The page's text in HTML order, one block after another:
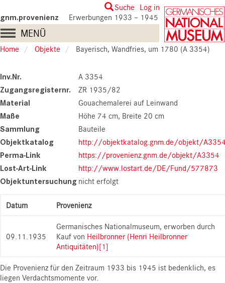
to
main
content
User
account
menu
Suche Log in
gnm.provenienz Erwerbungen 1933 – 1945
Main
navigation
MENÜ
Home Objekte Bayerisch, Wandfries, um 1780 (A 3354)
Inv.Nr. A 3354
Zugangsregisternr. ZR 1935/82
Material Gouachemalerei auf Leinwand
Maße Höhe 74 cm Breite 20 cm
Sammlung Bauteile
Objektkatalog http://objektkatalog.gnm.de/objekt/
Perma-Link https://provenienz.gnm.de/objekt/A3354
Lost-Art-Link http://www.lostart.de/DE/Fund/577873
Objektuntersuchung nicht erfolgt
Datum Provenienz
09.11.1935
Germanisches Nationalmuseum, erworben durch
Kauf von Heilbronner (Henri Heilbronner
Antiquitäten)[1]
Die Provenienz für den Zeitraum 1933 bis 1945 ist bedenklich, es
liegen Verdachtsmomente vor.